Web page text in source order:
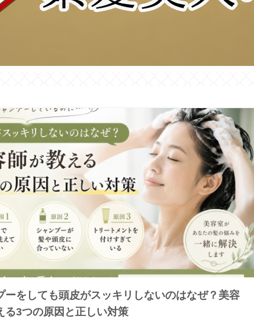
ーをしても頭皮がスッキリしないのはなぜ？美容
る3つの原因と正しい対策